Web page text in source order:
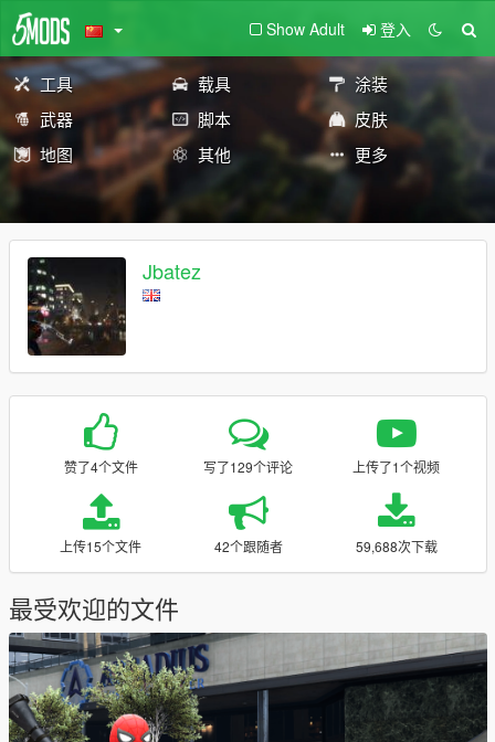
Show Adult 登入
工具 载具
涂装
武器
脚本
皮肤
地图
其他 更多
Jbatez
赞了4个文件 写了129个评论 上传了1个视频
上传15个文件 42个跟随者 59,688次下载
最受欢迎的文件